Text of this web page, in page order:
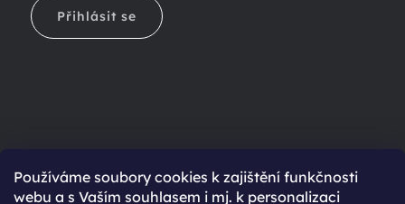
Používáme soubory cookies k zajištění funkčnosti
webu a s Vaším souhlasem i mj. k personalizaci
Přihlásit se
Ještě nemáte účet?